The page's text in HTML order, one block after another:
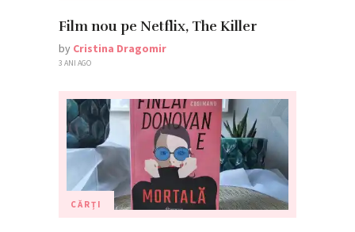
Film nou pe Netflix, The Killer
by Cristina Dragomir
3 ANI AGO
CĂRȚI